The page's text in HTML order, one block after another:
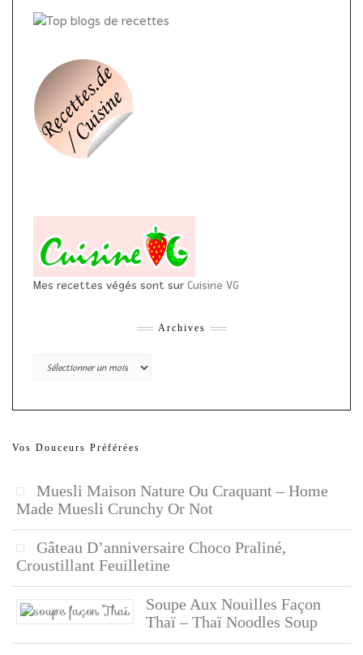
Mes recettes végés sont sur Cuisine VG
Archives
Archives
Vos Douceurs Préférées
Muesli Maison Nature Ou Craquant – Home
Made Muesli Crunchy Or Not
Gâteau D’anniversaire Choco Praliné,
Croustillant Feuilletine
Soupe Aux Nouilles Façon
Thaï – Thaï Noodles Soup